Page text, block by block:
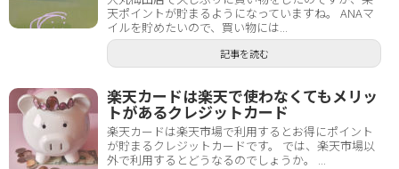
天ポイントが貯まるようになっていますね。 ANAマ
イルを貯めたいので、買い物には...
記事を読む
楽天カードは楽天で使わなくてもメリッ
トがあるクレジットカード
楽天カードは楽天市場で利用するとお得にポイント
が貯まるクレジットカードです。 では、楽天市場以
外で利用するとどうなるのでしょうか。 ...